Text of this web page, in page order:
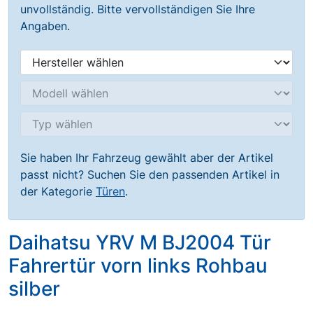
unvollständig. Bitte vervollständigen Sie Ihre
Angaben.
Sie haben Ihr Fahrzeug gewählt aber der Artikel
passt nicht? Suchen Sie den passenden Artikel in
der Kategorie Türen.
Daihatsu YRV M BJ2004 Tür
Fahrertür vorn links Rohbau
silber